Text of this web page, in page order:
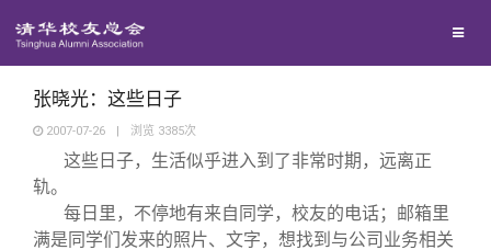
校友文苑
校友讲坛
张晓光：这些日子
2007-07-26 | 浏览 3385次
这些日子，生活似乎进入到了非常时期，远离正
轨。
每日里，不停地有来自同学，校友的电话；邮箱里
满是同学们发来的照片、文字，想找到与公司业务相关